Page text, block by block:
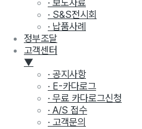
· 보도자료
· S&S전시회
· 납품사례
정부조달
고객센터
▼
· 공지사항
· E-카다로그
· 무료 카다로그신청
· A/S 접수
· 고객문의